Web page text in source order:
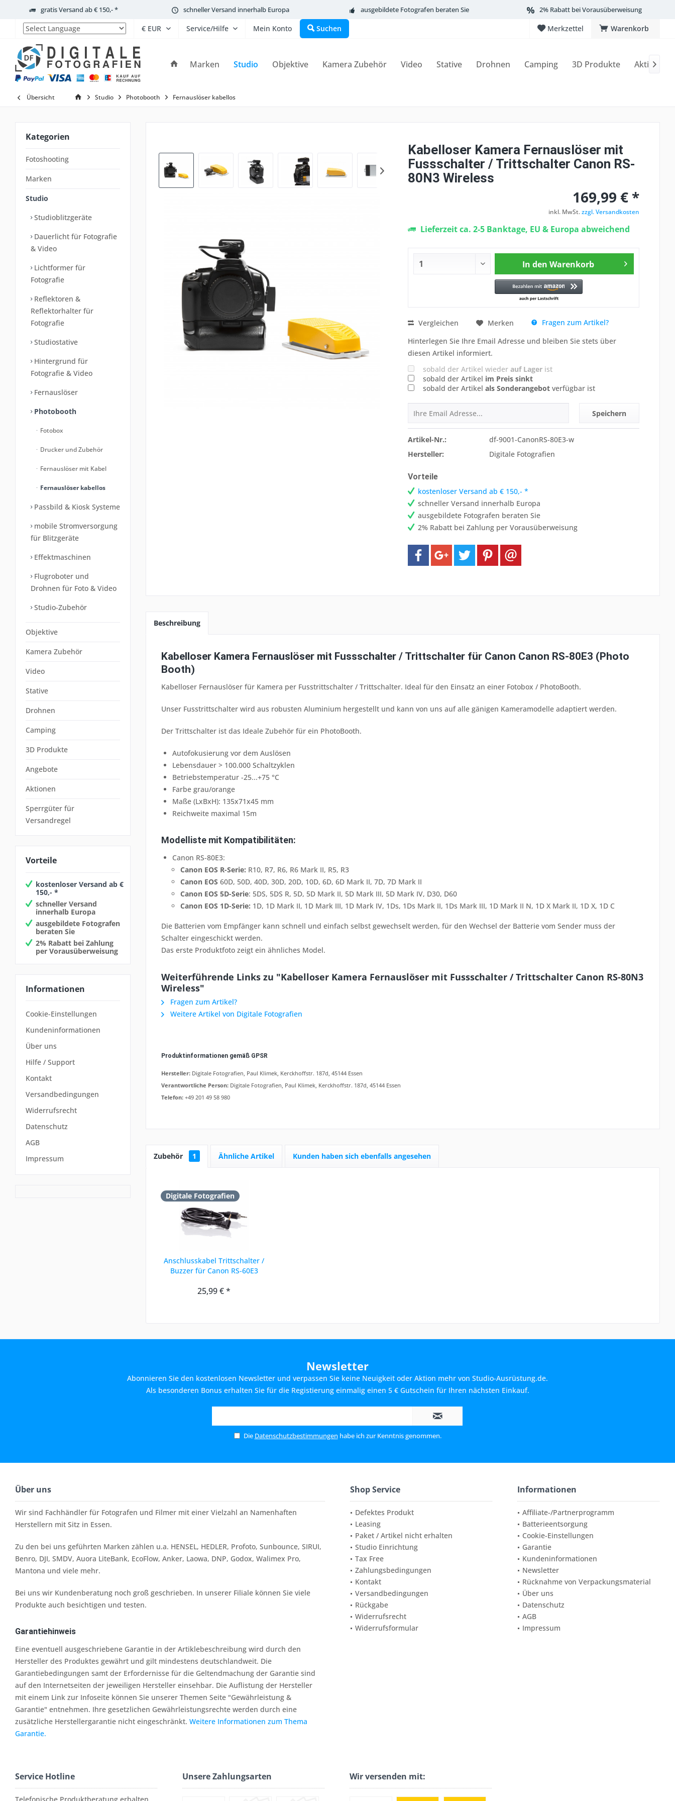
gratis Versand ab € 150,- * schneller Versand innerhalb Europa ausgebildete Fotografen beraten Sie 2% Rabatt bei Vorausüberweisung
Powered by
Warenkorb
Merkzettel
Service/Hilfe Mein Konto Suchen
Marken Studio Objektive Kamera Zubehör Video Stative Drohnen Camping 3D Produkte Aktionen

Übersicht Studio Photobooth Fernauslöser kabellos
Kategorien
Fotoshooting
Marken
Studio
Studioblitzgeräte
Dauerlicht für Fotografie
& Video
Lichtformer für
Fotografie
Reflektoren &
Reflektorhalter für
Fotografie
Studiostative
Hintergrund für
Fotografie & Video
Fernauslöser
Photobooth
Fotobox
Drucker und Zubehör
Fernauslöser mit Kabel
Fernauslöser kabellos
Passbild & Kiosk Systeme
mobile Stromversorgung
für Blitzgeräte
Effektmaschinen
Flugroboter und
Drohnen für Foto & Video
Studio-Zubehör
Objektive
Kamera Zubehör
Video
Stative
Drohnen
Camping
3D Produkte
Angebote
Aktionen
Sperrgüter für
Versandregel
Vorteile
kostenloser Versand ab €
150,- *
schneller Versand
innerhalb Europa
ausgebildete Fotografen
beraten Sie
2% Rabatt bei Zahlung
per Vorausüberweisung
Informationen
Cookie-Einstellungen
Kundeninformationen
Über uns
Hilfe / Support
Kontakt
Versandbedingungen
Widerrufsrecht
Datenschutz
AGB
Impressum
Kabelloser Kamera Fernauslöser mit
Fussschalter / Trittschalter Canon RS-
80N3 Wireless
169,99 € *
inkl. MwSt.zzgl. Versandkosten
Lieferzeit ca. 2-5 Banktage, EU & Europa abweichend
In den Warenkorb
Vergleichen Merken
Fragen zum Artikel?
Hinterlegen Sie Ihre Email Adresse und bleiben Sie stets über
diesen Artikel informiert.
sobald der Artikel wieder auf Lagerist
sobald der Artikel im Preis sinkt
sobald der Artikel als Sonderangebotverfügbar ist
Speichern
Artikel-Nr.:
df-9001-CanonRS-80E3-w
Hersteller:
Digitale Fotografien
Vorteile
kostenloser Versand ab € 150,- *
schneller Versand innerhalb Europa
ausgebildete Fotografen beraten Sie
2% Rabatt bei Zahlung per Vorausüberweisung
Beschreibung
Kabelloser Kamera Fernauslöser mit Fussschalter / Trittschalter für Canon Canon RS-80E3 (Photo
Booth)
Kabelloser Fernauslöser für Kamera per Fusstrittschalter / Trittschalter. Ideal für den Einsatz an einer Fotobox / PhotoBooth.
Unser Fusstrittschalter wird aus robusten Aluminium hergestellt und kann von uns auf alle gänigen Kameramodelle adaptiert werden.
Der Trittschalter ist das Ideale Zubehör für ein PhotoBooth.
Autofokusierung vor dem Auslösen
Lebensdauer > 100.000 Schaltzyklen
Betriebstemperatur -25...+75 °C
Farbe grau/orange
Maße (LxBxH): 135x71x45 mm
Reichweite maximal 15m
Modelliste mit Kompatibilitäten:
Canon RS-80E3:
Canon EOS R-Serie: R10, R7, R6, R6 Mark II, R5, R3
Canon EOS 60D, 50D, 40D, 30D, 20D, 10D, 6D, 6D Mark II, 7D, 7D Mark II
Canon EOS 5D-Serie: 5DS, 5DS R, 5D, 5D Mark II, 5D Mark III, 5D Mark IV, D30, D60
Canon EOS 1D-Serie: 1D, 1D Mark II, 1D Mark III, 1D Mark IV, 1Ds, 1Ds Mark II, 1Ds Mark III, 1D Mark II N, 1D X Mark II, 1D X, 1D C
Die Batterien vom Empfänger kann schnell und einfach selbst gewechselt werden, für den Wechsel der Batterie vom Sender muss der
Schalter eingeschickt werden.
Das erste Produktfoto zeigt ein ähnliches Model.
Weiterführende Links zu "Kabelloser Kamera Fernauslöser mit Fussschalter / Trittschalter Canon RS-80N3
Wireless"
Fragen zum Artikel?
Weitere Artikel von Digitale Fotografien
Produktinformationen gemäß GPSR
Hersteller: Digitale Fotografien, Paul Klimek, Kerckhoffstr. 187d, 45144 Essen
Verantwortliche Person: Digitale Fotografien, Paul Klimek, Kerckhoffstr. 187d, 45144 Essen
Telefon: +49 201 49 58 980
Zubehör 1 Ähnliche Artikel Kunden haben sich ebenfalls angesehen
Digitale Fotografien
Anschlusskabel Trittschalter /
Buzzer für Canon RS-60E3
25,99 € *
Newsletter
Abonnieren Sie den kostenlosen Newsletter und verpassen Sie keine Neuigkeit oder Aktion mehr von Studio-Ausrüstung.de.
Als besonderen Bonus erhalten Sie für die Registierung einmalig einen 5 € Gutschein für Ihren nächsten Einkauf.
Die Datenschutzbestimmungen habe ich zur Kenntnis genommen.
Über uns
Wir sind Fachhändler für Fotografen und Filmer mit einer Vielzahl an Namenhaften
Herstellern mit Sitz in Essen.
Zu den bei uns geführten Marken zählen u.a. HENSEL, HEDLER, Profoto, Sunbounce, SIRUI,
Benro, DJI, SMDV, Auora LiteBank, EcoFlow, Anker, Laowa, DNP, Godox, Walimex Pro,
Mantona und viele mehr.
Bei uns wir Kundenberatung noch groß geschrieben. In unserer Filiale können Sie viele
Produkte auch besichtigen und testen.
Garantiehinweis
Eine eventuell ausgeschriebene Garantie in der Artiklebeschreibung wird durch den
Hersteller des Produktes gewährt und gilt mindestens deutschlandweit. Die
Garantiebedingungen samt der Erfordernisse für die Geltendmachung der Garantie sind
auf den Internetseiten der jeweiligen Hersteller einsehbar. Die Auflistung der Hersteller
mit einem Link zur Infoseite können Sie unserer Themen Seite "Gewährleistung &
Garantie" entnehmen. Ihre gesetzlichen Gewährleistungsrechte werden durch eine
zusätzliche Herstellergarantie nicht eingeschränkt. Weitere Informationen zum Thema
Garantie.
Shop Service
Defektes Produkt
Leasing
Paket / Artikel nicht erhalten
Studio Einrichtung
Tax Free
Zahlungsbedingungen
Kontakt
Versandbedingungen
Rückgabe
Widerrufsrecht
Widerrufsformular
Informationen
Affiliate-/Partnerprogramm
Batterieentsorgung
Cookie-Einstellungen
Garantie
Kundeninformationen
Newsletter
Rücknahme von Verpackungsmaterial
Über uns
Datenschutz
AGB
Impressum
Service Hotline Unsere Zahlungsarten Wir versenden mit: